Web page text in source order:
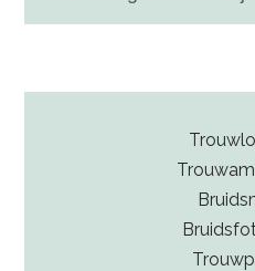
afgestemd is, laat je hierin